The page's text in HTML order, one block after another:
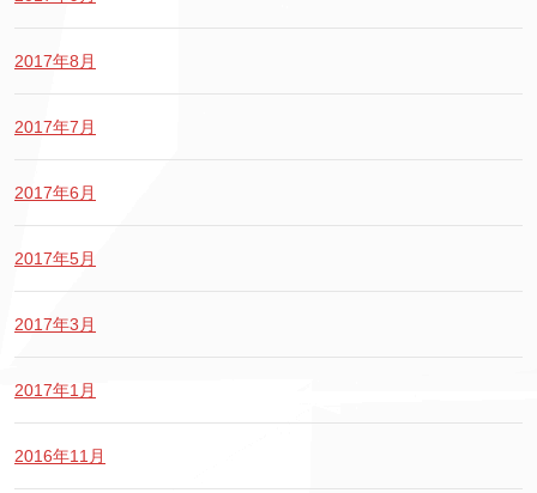
2017年8月
2017年7月
2017年6月
2017年5月
2017年3月
2017年1月
2016年11月